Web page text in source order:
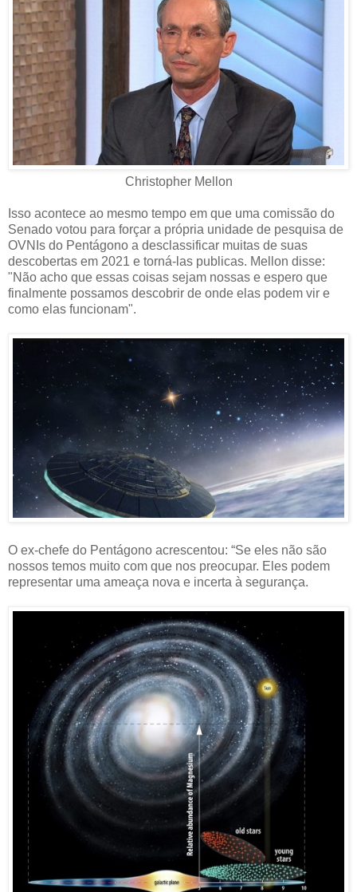
Christopher Mellon
Isso acontece ao mesmo tempo em que uma comissão do
Senado votou para forçar a própria unidade de pesquisa de
OVNIs do Pentágono a desclassificar muitas de suas
descobertas em 2021 e torná-las publicas. Mellon disse:
"Não acho que essas coisas sejam nossas e espero que
finalmente possamos descobrir de onde elas podem vir e
como elas funcionam".
O ex-chefe do Pentágono acrescentou: “Se eles não são
nossos temos muito com que nos preocupar. Eles podem
representar uma ameaça nova e incerta à segurança.